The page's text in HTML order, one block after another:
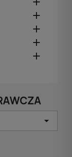




